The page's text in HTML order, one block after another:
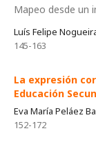
Mapeo desde un
Luís Felipe
145-163
La expresión
Educación
Eva María Peláez
152-172